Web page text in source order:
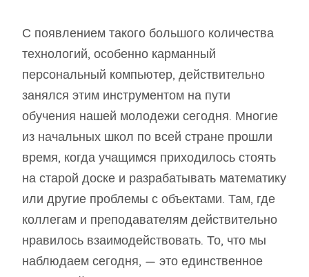
С появлением такого большого количества
технологий, особенно карманный
персональный компьютер, действительно
занялся этим инструментом на пути
обучения нашей молодежи сегодня. Многие
из начальных школ по всей стране прошли
время, когда учащимся приходилось стоять
на старой доске и разрабатывать математику
или другие проблемы с объектами. Там, где
коллегам и преподавателям действительно
нравилось взаимодействовать. То, что мы
наблюдаем сегодня, — это единственное